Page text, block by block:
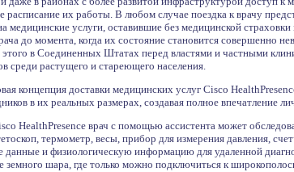
их работы. В любом случае поездка к врачу
услуги, оставившие без медицинской
до момента, когда их состояние становится совершенно
в Соединенных Штатах перед властями и частными
среди растущего и стареющего населения.
концепция доставки медицинских услуг Cisco
в их реальных размерах, создавая полное впечатление
HealthPresence врач с помощью ассистента может
термометр, весы, прибор для измерения давления,
и физиологическую информацию для удаленной
земного шара, где только можно подключиться к